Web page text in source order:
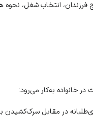
فرزندان، انتخاب شغل، نحوه
خانواده به‏‌کار می‏‌رود:
در مقابل سرک‏‌کشیدن